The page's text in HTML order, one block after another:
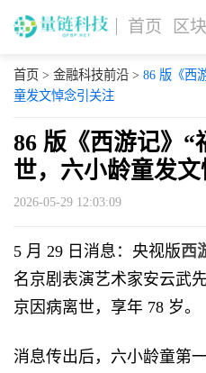
首页 区
首页 > 金融科技前沿> 86 版《西
童发文悼念引关注
86 版《西游记》“
世，六小龄童发
2026-05-29 12:03:09
5 月 29 日消息：央视版西
名京剧表演艺术家安云武
京因病离世，享年 78 岁。
消息传出后，六小龄童第